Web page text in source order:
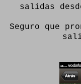
salidas
Seguro que